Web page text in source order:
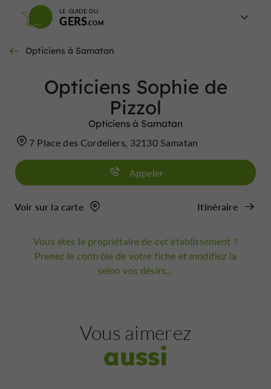
LE GUIDE DU
GERS
Opticiens à Samatan
Opticiens Sophie de
Pizzol
Opticiens à Samatan
7 Place des Cordeliers, 32130 Samatan
Appeler
Voir sur la carte Itinéraire
Vous êtes le propriétaire de cet établissement ?
Prenez le contrôle de votre fiche et modifiez la
selon vos désirs...
Vous aimerez
aussi